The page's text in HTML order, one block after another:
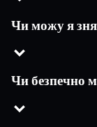
Чи можу я
Чи безпечно